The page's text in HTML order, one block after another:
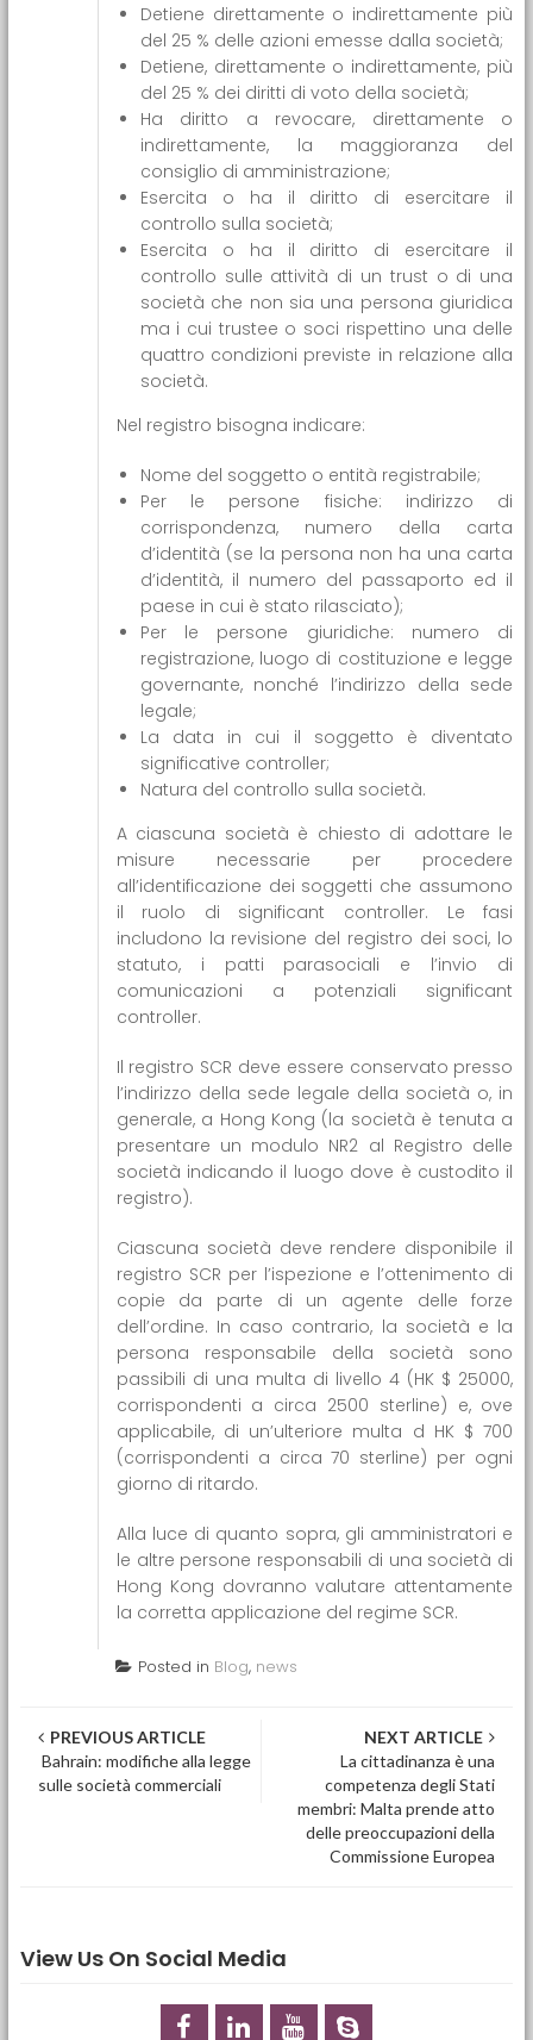
Detiene direttamente o indirettamente più
del 25 % delle azioni emesse dalla società;
Detiene, direttamente o indirettamente, più
del 25 % dei diritti di voto della società;
Ha diritto a revocare, direttamente o
indirettamente, la maggioranza del
consiglio di amministrazione;
Esercita o ha il diritto di esercitare il
controllo sulla società;
Esercita o ha il diritto di esercitare il
controllo sulle attività di un trust o di una
società che non sia una persona giuridica
ma i cui trustee o soci rispettino una delle
quattro condizioni previste in relazione alla
società.
Nel registro bisogna indicare:
Nome del soggetto o entità registrabile;
Per le persone fisiche: indirizzo di
corrispondenza, numero della carta
d’identità (se la persona non ha una carta
d’identità, il numero del passaporto ed il
paese in cui è stato rilasciato);
Per le persone giuridiche: numero di
registrazione, luogo di costituzione e legge
governante, nonché l’indirizzo della sede
legale;
La data in cui il soggetto è diventato
significative controller;
Natura del controllo sulla società.
A ciascuna società è chiesto di adottare le
misure necessarie per procedere
all’identificazione dei soggetti che assumono
il ruolo di significant controller. Le fasi
includono la revisione del registro dei soci, lo
statuto, i patti parasociali e l’invio di
comunicazioni a potenziali significant
controller.
Il registro SCR deve essere conservato presso
l’indirizzo della sede legale della società o, in
generale, a Hong Kong (la società è tenuta a
presentare un modulo NR2 al Registro delle
società indicando il luogo dove è custodito il
registro).
Ciascuna società deve rendere disponibile il
registro SCR per l’ispezione e l’ottenimento di
copie da parte di un agente delle forze
dell’ordine. In caso contrario, la società e la
persona responsabile della società sono
passibili di una multa di livello 4 (HK $ 25000,
corrispondenti a circa 2500 sterline) e, ove
applicabile, di un’ulteriore multa d HK $ 700
(corrispondenti a circa 70 sterline) per ogni
giorno di ritardo.
Alla luce di quanto sopra, gli amministratori e
le altre persone responsabili di una società di
Hong Kong dovranno valutare attentamente
la corretta applicazione del regime SCR.
Posted in Blog, news
Post navigation
PREVIOUS ARTICLE
Bahrain: modifiche alla legge
sulle società commerciali
NEXT ARTICLE
La cittadinanza è una
competenza degli Stati
membri: Malta prende atto
delle preoccupazioni della
Commissione Europea
View Us On Social Media